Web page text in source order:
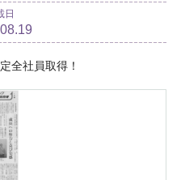
日
全社員取得！